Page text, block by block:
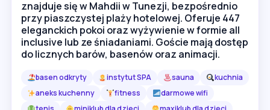
znajduje się w Mahdii w Tunezji, bezpośrednio
przy piaszczystej plaży hotelowej. Oferuje 447
eleganckich pokoi oraz wyżywienie w formie all
inclusive lub ze śniadaniami. Goście mają dostęp
do licznych barów, basenów oraz animacji.
basen odkryty instytut SPA sauna
kuchnia
aneks kuchenny
fitness
darmowe wifi